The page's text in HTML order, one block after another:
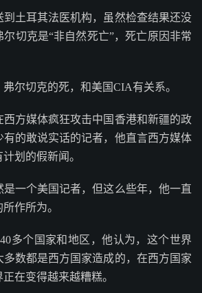
到土耳其法医机构，虽然检查结果还没
切克是“非自然死亡”，死亡原因非常
尔切克的死，和美国CIA有关系。
西方媒体疯狂攻击中国香港和新疆的政
有的敢说实话的记者，他直言西方媒体
划的假新闻。
是一个美国记者，但这么些年，他一直
作所为。
多个国家和地区，他认为，这个世界
数都是西方国家造成的，在西方国家
在变得越来越糟糕。